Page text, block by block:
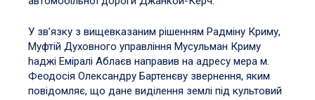
У зв’язку з вищевказаним рішенням Радміну Криму,
Муфтій Духовного управління Мусульман Криму
hаджі Еміралі Аблаєв направив на адресу мера м.
Феодосія Олександру Бартенєву звернення, яким
повідомляє, що дане виділення землі під культовий